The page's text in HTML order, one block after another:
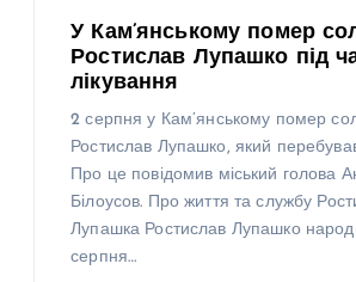
У Кам’янському помер
Ростислав Лупашко під
лікування
2 серпня у Кам’янському помер
Ростислав Лупашко, який перебував
Про це повідомив міський голова
Білоусов. Про життя та службу
Лупашка Ростислав Лупашко
серпня…